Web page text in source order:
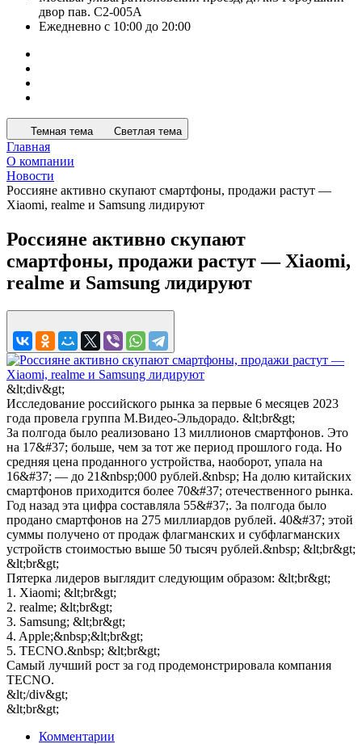
двор пав. C2-005A
Ежедневно с 10:00 до 20:00
Темная тема Светлая тема
Главная
О компании
Новости
Россияне активно скупают смартфоны, продажи растут —
Xiaomi, realme и Samsung лидируют
Россияне активно скупают
смартфоны, продажи растут — Xiaomi,
realme и Samsung лидируют
&lt;div&gt;
Исследование российского рынка за первые 6 месяцев 2023
года провела группа М.Видео-Эльдорадо. &lt;br&gt;
За полгода было реализовано 13 миллионов смартфонов. Это
на 17&#37; больше, чем за тот же период прошлого года. Но
средняя цена проданного устройства, наоборот, упала на
16&#37; — до 21&nbsp;000 рублей.&nbsp; На долю китайских
смартфонов приходится более 70&#37; отечественного рынка.
Год назад эта цифра составляла 55&#37;. За полгода было
продано смартфонов на 275 миллиардов рублей. 40&#37; этой
суммы получено от продаж флагманских и субфлагманских
устройств стоимостью выше 50 тысяч рублей.&nbsp; &lt;br&gt;
&lt;br&gt;
Пятерка лидеров выглядит следующим образом: &lt;br&gt;
1. Xiaomi; &lt;br&gt;
2. realme; &lt;br&gt;
3. Samsung; &lt;br&gt;
4. Apple;&nbsp;&lt;br&gt;
5. TECNO.&nbsp; &lt;br&gt;
Самый лучший рост за год продемонстрировала компания
TECNO.
&lt;/div&gt;
&lt;br&gt;
Комментарии